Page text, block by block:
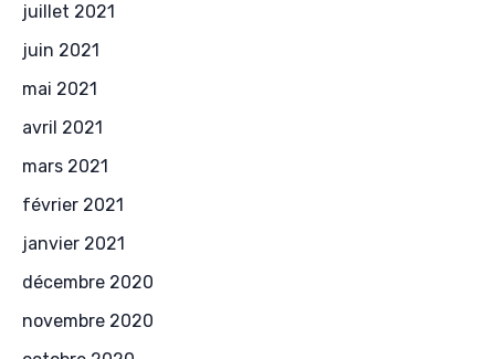
juillet 2021
juin 2021
mai 2021
avril 2021
mars 2021
février 2021
janvier 2021
décembre 2020
novembre 2020